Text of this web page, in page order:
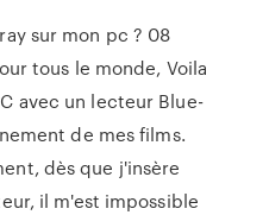
sur mon pc ? 08
tous le monde, Voila
avec un lecteur Blue-
de mes films.
dès que j'insère
il m'est impossible